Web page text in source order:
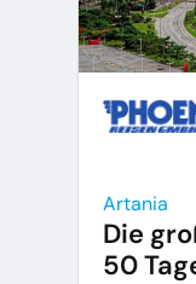
Artania
Die
50